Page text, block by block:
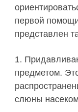
первой
представлен
предметом.
слюны